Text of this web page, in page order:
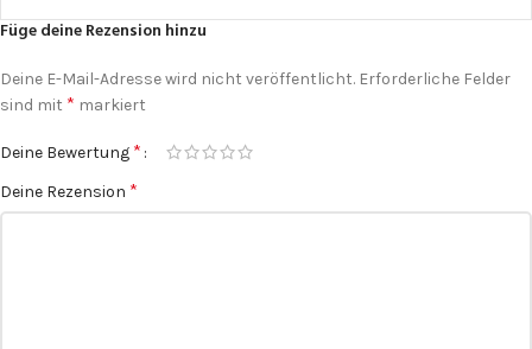
Füge deine Rezension hinzu
Deine E-Mail-Adresse wird nicht veröffentlicht. Erforderliche Felder
sind mit * markiert
Deine Bewertung *
Deine Rezension *